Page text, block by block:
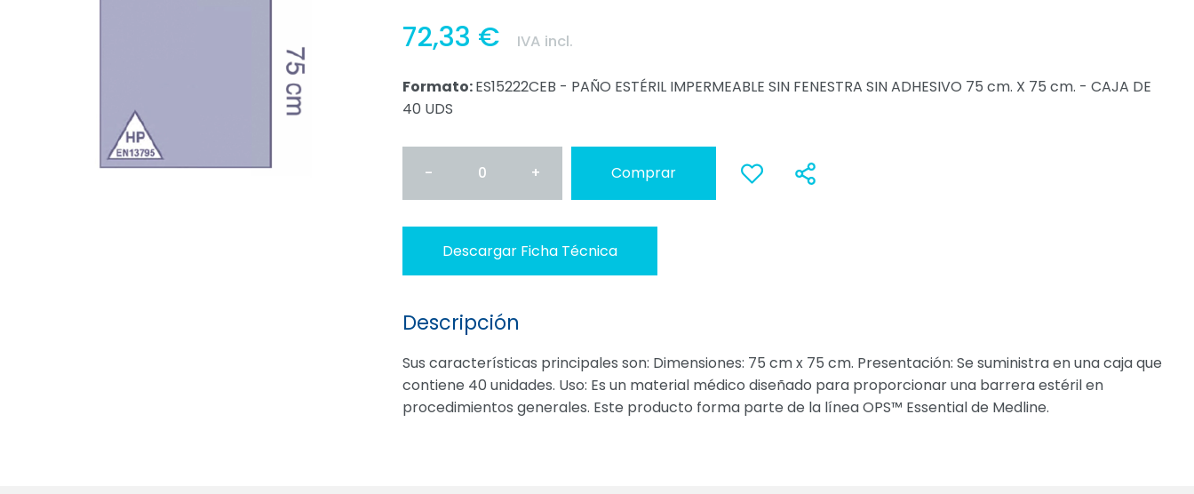
72,33 € IVA incl.
Formato:ES15222CEB - PAÑO ESTÉRIL IMPERMEABLE SIN FENESTRA SIN ADHESIVO 75 cm. X 75 cm. - CAJA DE
40 UDS
- 0 + Comprar Anadir
Descargar Ficha Técnica
Descripción
Sus características principales son: Dimensiones: 75 cm x 75 cm. Presentación: Se suministra en una caja que
contiene 40 unidades. Uso: Es un material médico diseñado para proporcionar una barrera estéril en
procedimientos generales. Este producto forma parte de la línea OPS™ Essential de Medline.